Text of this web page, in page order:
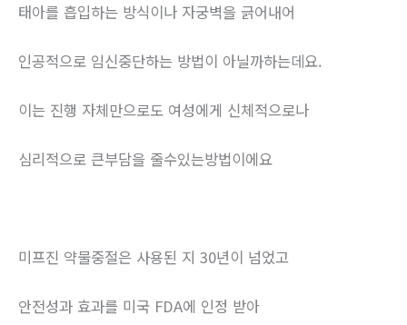
태아를 흡입하는 방식이나 자궁벽을 긁어내어
인공적으로 임신중단하는 방법이 아닐까하는데요.
이는 진행 자체만으로도 여성에게 신체적으로나
심리적으로 큰부담을 줄수있는방법이에요
미프진 약물중절은 사용된 지 30년이 넘었고
안전성과 효과를 미국 FDA에 인정 받아